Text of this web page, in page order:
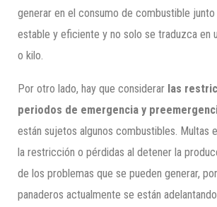
generar en el consumo de combustible junto
estable y eficiente y no solo se traduzca en
o kilo.
Por otro lado, hay que considerar las
periodos de emergencia y
están sujetos algunos combustibles. Multas
la restricción o pérdidas al detener la
de los problemas que se pueden generar,
panaderos actualmente se están